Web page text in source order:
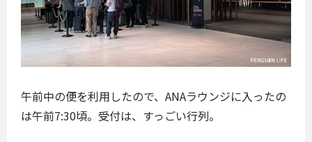
午前中の便を利用したので、ANAラウンジに入ったの
は午前7:30頃。受付は、すっごい行列。